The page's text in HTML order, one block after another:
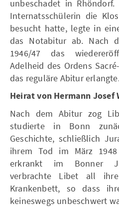
unbeschadet in
Internatsschülerin die
besucht hatte, legte in
das Notabitur ab. Nach
1946/47 das
Adelheid des Ordens
das reguläre Abitur
Heirat von Hermann Josef
Nach dem Abitur zog
studierte in Bonn
Geschichte, schließlich
ihrem Tod im März
erkrankt im Bonner
verbrachte Libet all
Krankenbett, so dass
keineswegs unbeschwert